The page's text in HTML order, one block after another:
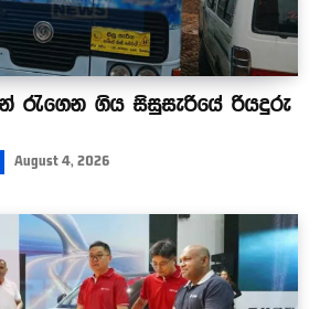
රැගෙන ගිය සිසුසැරියේ රියදුරු
August 4, 2026